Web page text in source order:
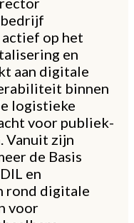
actief op het
en
aan digitale
binnen
logistieke
voor publiek-
Vanuit zijn
de Basis
en
rond digitale
voor